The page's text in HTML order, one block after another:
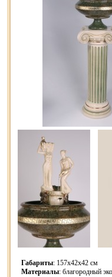
Габариты: 157x42x42 см
Материалы: благородный